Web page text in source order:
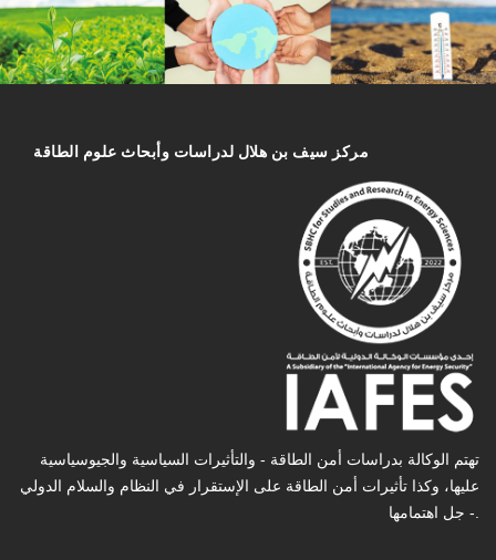
مركز سیف بن هلال لدراسات وأبحاث علوم الطاقة
تهتم الوكالة بدراسات أمن الطاقة - والتأثیرات السیاسیة والجیوسیاسیة
عليها، وكذا تأثیرات أمن الطاقة على الإستقرار في النظام والسلام الدولي
- جل اهتمامها.